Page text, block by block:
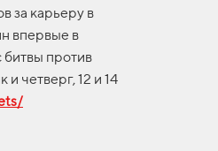
за карьеру в
впервые в
битвы против
четверг, 12 и 14